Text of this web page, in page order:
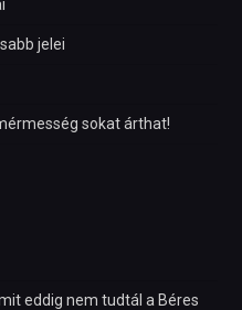
jelei
sokat árthat!
eddig nem tudtál a Béres